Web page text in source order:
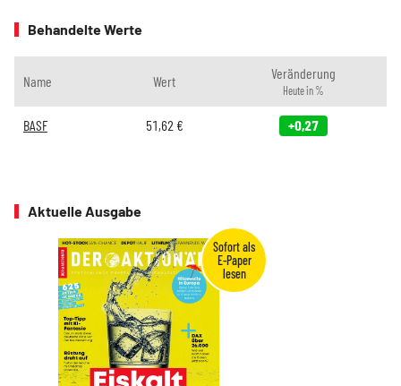
Behandelte Werte
Name Wert Veränderung
Heute in %
BASF 51,62 € +0,27
Aktuelle Ausgabe